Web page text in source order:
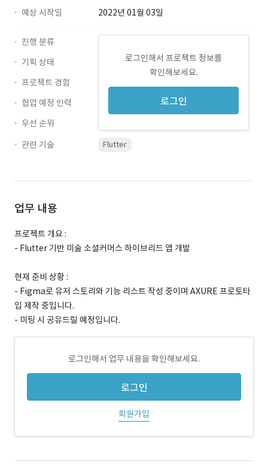
예상 시작일
2022년 01월 03일
로그인해서 프로젝트 정보를
확인해보세요.
로그인
진행 분류
기획 상태
프로젝트 경험
협업 예정 인력
우선 순위
관련 기술
Flutter
업무 내용
프로젝트 개요 :
- Flutter 기반 미술 소셜커머스 하이브리드 앱 개발
현재 준비 상황 :
- Figma로 유저 스토리와 기능 리스트 작성 중이며 AXURE 프로토타
입 제작 중입니다.
- 미팅 시 공유드릴 예정입니다.
로그인해서 업무 내용을 확인해보세요.
로그인
회원가입